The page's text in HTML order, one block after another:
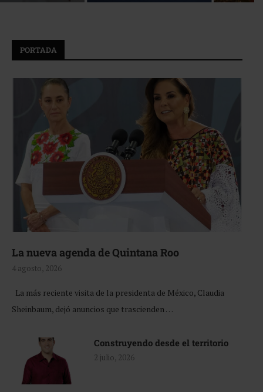
PORTADA
La nueva agenda de Quintana Roo
4 agosto, 2026
La más reciente visita de la presidenta de México, Claudia
Sheinbaum, dejó anuncios que trascienden …
Construyendo desde el territorio
2 julio, 2026